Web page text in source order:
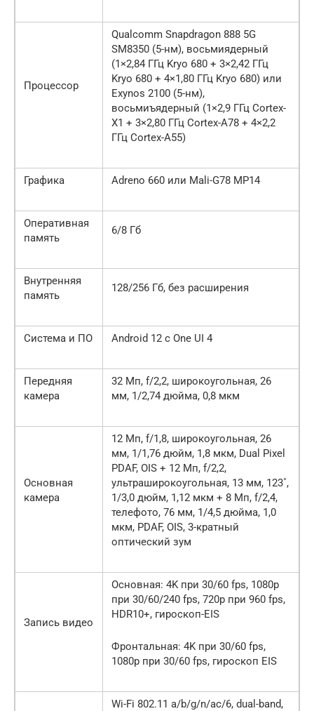
Процессор
Qualcomm Snapdragon 888 5G
SM8350 (5-нм), восьмиядерный
(1×2,84 ГГц Kryo 680 + 3×2,42 ГГц
Kryo 680 + 4×1,80 ГГц Kryo 680) или
Exynos 2100 (5-нм),
восьмиъядерный (1×2,9 ГГц Cortex-
X1 + 3×2,80 ГГц Cortex-A78 + 4×2,2
ГГц Cortex-A55)
Графика Adreno 660 или Mali-G78 MP14
Оперативная
память
6/8 Гб
Внутренняя
память
128/256 Гб, без расширения
Система и ПО Android 12 с One UI 4
Передняя
камера
32 Мп, f/2,2, широкоугольная, 26
мм, 1/2,74 дюйма, 0,8 мкм
Основная
камера
12 Мп, f/1,8, широкоугольная, 26
мм, 1/1,76 дюйм, 1,8 мкм, Dual Pixel
PDAF, OIS + 12 Мп, f/2,2,
ультраширокоугольная, 13 мм, 123˚,
1/3,0 дюйм, 1,12 мкм + 8 Мп, f/2,4,
телефото, 76 мм, 1/4,5 дюйма, 1,0
мкм, PDAF, OIS, 3-кратный
оптический зум
Запись видео
Основная: 4K при 30/60 fps, 1080p
при 30/60/240 fps, 720p при 960 fps,
HDR10+, гироскоп-EIS
Фронтальная: 4K при 30/60 fps,
1080p при 30/60 fps, гироскоп EIS
Wi-Fi 802.11 a/b/g/n/ac/6, dual-band,